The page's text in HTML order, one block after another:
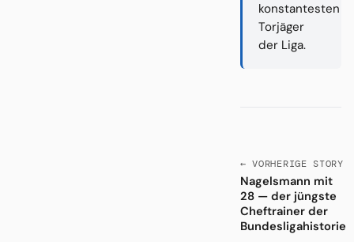
konstantesten
Torjäger
der Liga.
← VORHERIGE STORY
Nagelsmann mit
28 — der jüngste
Cheftrainer der
Bundesligahistorie